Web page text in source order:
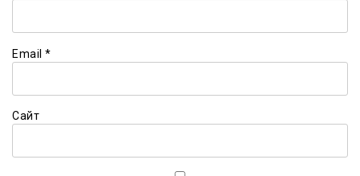
Email *
Сайт